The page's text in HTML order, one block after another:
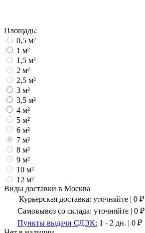
Площадь:
0,5 м²
1 м²
1,5 м²
2 м²
2,5 м²
3 м²
3,5 м²
4 м²
5 м²
6 м²
7 м²
8 м²
9 м²
10 м²
12 м²
Виды доставки в Москва
Курьерская доставка: уточняйте | 0 ₽
Самовывоз со склада: уточняйте | 0 ₽
Пункты выдачи СДЭК: 1 - 2 дн. | 0 ₽